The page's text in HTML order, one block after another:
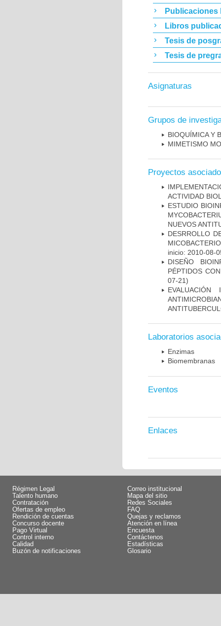
Publicaciones
Libros
Tesis de
Tesis de
Asignaturas
Grupos de
BIOQUÍMICA Y
MIMETISMO
Proyectos
ACTIVIDAD
ESTUDIO
NUEVOS
DESRROLLO
inicio: 2010-08-
DISEÑO
PÉPTIDOS
07-21)
Laboratorios
Enzimas
Biomembranas
Eventos
Enlaces
Régimen Legal
Talento humano
Contratación
Ofertas de empleo
Rendición de cuentas
Concurso docente
Pago Virtual
Control interno
Calidad
Buzón de notificaciones
Correo institucional
Mapa del sitio
Redes Sociales
FAQ
Quejas y reclamos
Atención en línea
Encuesta
Contáctenos
Estadísticas
Glosario